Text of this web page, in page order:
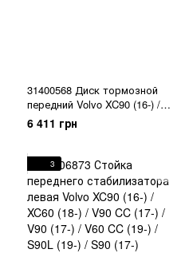
31400568 Диск тормозной
передний Volvo XC90 (16-) /
XC60 (18-) / XC40 (18-) / V90 CC
(17-) / V90 (17-) / V60 CC (19-) /
/ S60 (19-)
6 411 грн
3